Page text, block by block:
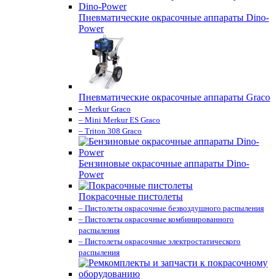
Пневматические окрасочные аппараты Dino-
Power
Пневматические окрасочные аппараты Graco
– Merkur Graco
– Mini Merkur ES Graco
– Triton 308 Graco
Бензиновые окрасочные аппараты Dino-
Power
Покрасочные пистолеты
– Пистолеты окрасочные безвоздушного распыления
– Пистолеты окрасочные комбинированного
распыления
– Пистолеты окрасочные электростатического
распыления